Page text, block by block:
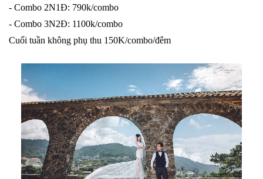
- Combo 2N1Đ: 790k/combo
- Combo 3N2Đ: 1100k/combo
Cuối tuần không phụ thu 150K/combo/đêm